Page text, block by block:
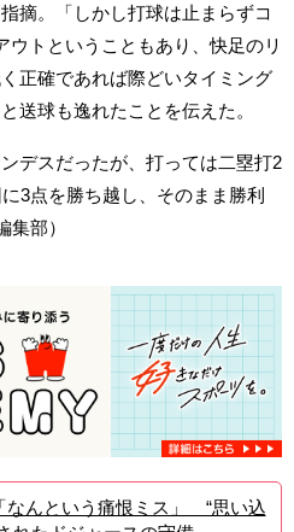
摘。「しかし打球は止まらずコ
ウトということもあり、快足のリ
正確であれば際どいタイミング
送球も逸れたことを伝えた。
デスだったが、打っては二塁打2
3点を勝ち越し、そのまま勝利
集部）
なんという痛恨ミス」 “思い込